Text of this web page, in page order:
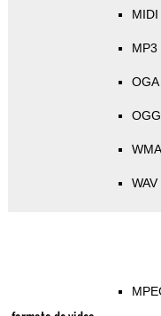
MIDI
MP3
OGA
OGG
WMA
WAV